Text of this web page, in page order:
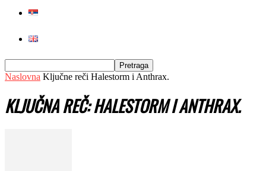
Naslovna Ključne reči Halestorm i Anthrax.
KLJUČNA REČ: HALESTORM I ANTHRAX.